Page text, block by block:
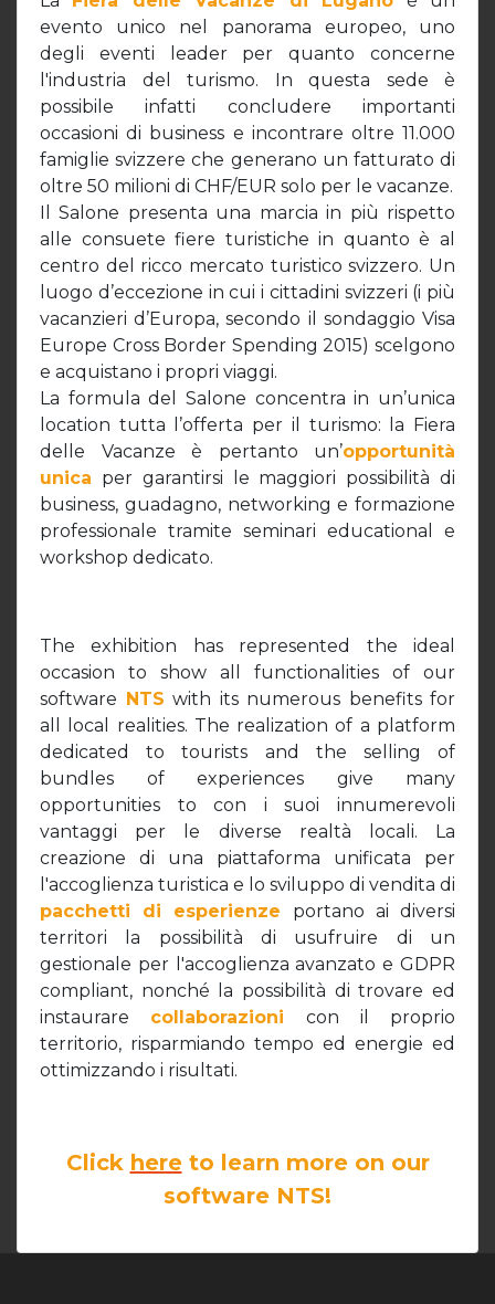
evento unico nel panorama europeo, uno
degli eventi leader per quanto concerne
l'industria del turismo. In questa sede è
possibile infatti concludere importanti
occasioni di business e incontrare oltre 11.000
famiglie svizzere che generano un fatturato di
oltre 50 milioni di CHF/EUR solo per le vacanze.
Il Salone presenta una marcia in più rispetto
alle consuete fiere turistiche in quanto è al
centro del ricco mercato turistico svizzero. Un
luogo d’eccezione in cui i cittadini svizzeri (i più
vacanzieri d’Europa, secondo il sondaggio Visa
Europe Cross Border Spending 2015) scelgono
e acquistano i propri viaggi.
La formula del Salone concentra in un’unica
location tutta l’offerta per il turismo: la Fiera
delle Vacanze è pertanto un’opportunità
unica per garantirsi le maggiori possibilità di
business, guadagno, networking e formazione
professionale tramite seminari educational e
workshop dedicato.
The exhibition has represented the ideal
occasion to show all functionalities of our
software NTS with its numerous benefits for
all local realities. The realization of a platform
dedicated to tourists and the selling of
bundles of experiences give many
opportunities to con i suoi innumerevoli
vantaggi per le diverse realtà locali. La
creazione di una piattaforma unificata per
l'accoglienza turistica e lo sviluppo di vendita di
pacchetti di esperienze portano ai diversi
territori la possibilità di usufruire di un
gestionale per l'accoglienza avanzato e GDPR
compliant, nonché la possibilità di trovare ed
instaurare collaborazioni con il proprio
territorio, risparmiando tempo ed energie ed
ottimizzando i risultati.
Click hereto learn more on our
software NTS!